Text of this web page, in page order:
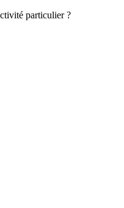
particulier ?